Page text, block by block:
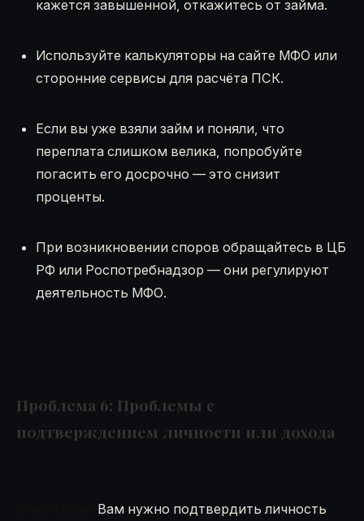
кажется завышенной, откажитесь от займа.
Используйте калькуляторы на сайте МФО или
сторонние сервисы для расчёта ПСК.
Если вы уже взяли займ и поняли, что
переплата слишком велика, попробуйте
погасить его досрочно — это снизит
проценты.
При возникновении споров обращайтесь в ЦБ
РФ или Роспотребнадзор — они регулируют
деятельность МФО.
Проблема 6: Проблемы с
подтверждением личности или дохода
Вам нужно подтвердить личность